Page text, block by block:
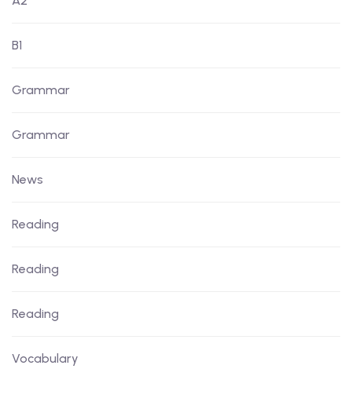
B1
Grammar
Grammar
News
Reading
Reading
Reading
Vocabulary